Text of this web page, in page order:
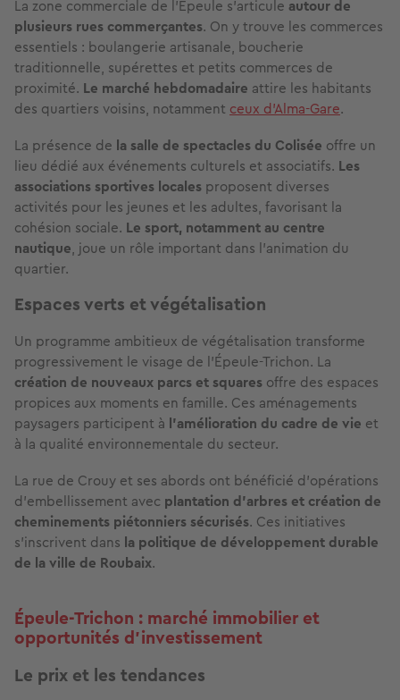
La zone commerciale de l’Épeule s'articule autour de
plusieurs rues commerçantes. On y trouve les commerces
essentiels : boulangerie artisanale, boucherie
traditionnelle, supérettes et petits commerces de
proximité. Le marché hebdomadaire attire les habitants
des quartiers voisins, notamment ceux d’Alma-Gare.
La présence de la salle de spectacles du Colisée offre un
lieu dédié aux événements culturels et associatifs. Les
associations sportives locales proposent diverses
activités pour les jeunes et les adultes, favorisant la
cohésion sociale. Le sport, notamment au centre
nautique, joue un rôle important dans l'animation du
quartier.
Espaces verts et végétalisation
Un programme ambitieux de végétalisation transforme
progressivement le visage de l'Épeule-Trichon. La
création de nouveaux parcs et squares offre des espaces
propices aux moments en famille. Ces aménagements
paysagers participent à l'amélioration du cadre de vie et
à la qualité environnementale du secteur.
La rue de Crouy et ses abords ont bénéficié d'opérations
d'embellissement avec plantation d'arbres et création de
cheminements piétonniers sécurisés. Ces initiatives
s'inscrivent dans la politique de développement durable
de laville de Roubaix.
Épeule-Trichon : marché immobilier et
opportunités d'investissement
Le prix et les tendances